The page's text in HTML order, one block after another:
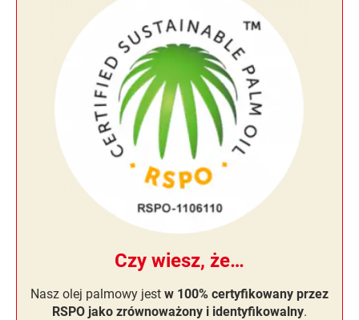
Czy wiesz, że…
Nasz olej palmowy jest w 100% certyfikowany przez
RSPO jako zrównoważony i identyfikowalny.